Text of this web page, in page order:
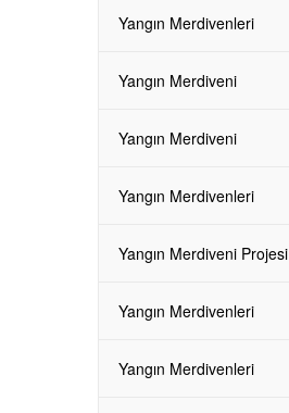
Yangın Merdivenleri
Yangın Merdiveni
Yangın Merdiveni
Yangın Merdivenleri
Yangın Merdiveni Projesi
Yangın Merdivenleri
Yangın Merdivenleri